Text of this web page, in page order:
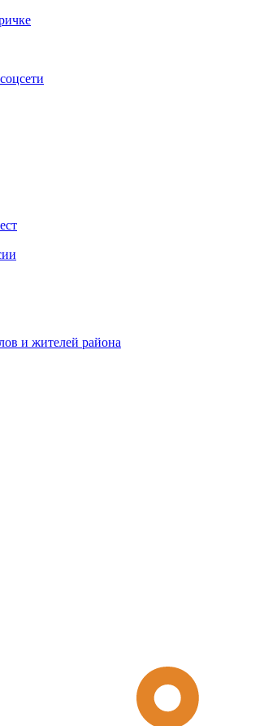
и жителей района